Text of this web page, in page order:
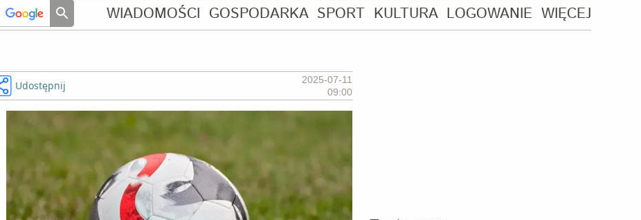
WIADOMOŚCI GOSPODARKA SPORT KULTURA LOGOWANIE WIĘCEJ
Udostępnij
2025-07-11
09:00